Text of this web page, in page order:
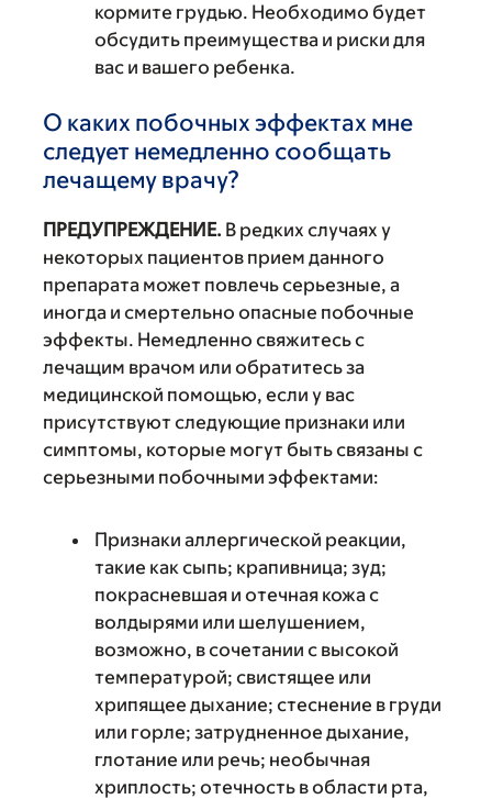
кормите грудью. Необходимо будет
обсудить преимущества и риски для
вас и вашего ребенка.
О каких побочных эффектах мне
следует немедленно сообщать
лечащему врачу?
ПРЕДУПРЕЖДЕНИЕ. В редких случаях у
некоторых пациентов прием данного
препарата может повлечь серьезные, а
иногда и смертельно опасные побочные
эффекты. Немедленно свяжитесь с
лечащим врачом или обратитесь за
медицинской помощью, если у вас
присутствуют следующие признаки или
симптомы, которые могут быть связаны с
серьезными побочными эффектами:
Признаки аллергической реакции,
такие как сыпь; крапивница; зуд;
покрасневшая и отечная кожа с
волдырями или шелушением,
возможно, в сочетании с высокой
температурой; свистящее или
хрипящее дыхание; стеснение в груди
или горле; затрудненное дыхание,
глотание или речь; необычная
хриплость; отечность в области рта,